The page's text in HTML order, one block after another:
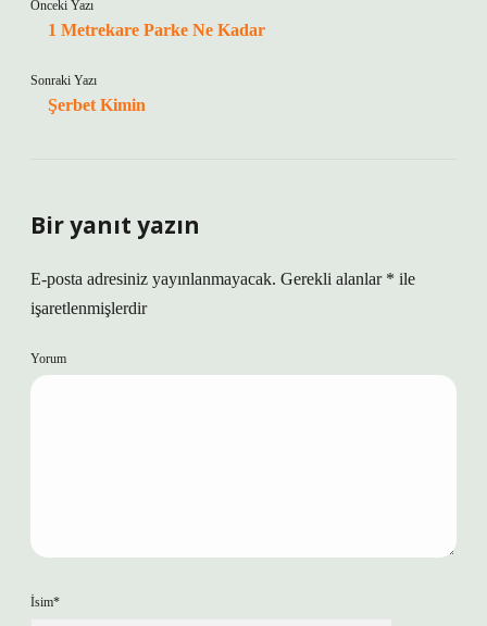
Önceki Yazı
1 Metrekare Parke Ne Kadar
Sonraki Yazı
Şerbet Kimin
Bir yanıt yazın
E-posta adresiniz yayınlanmayacak. Gerekli alanlar * ile
işaretlenmişlerdir
Yorum
İsim*